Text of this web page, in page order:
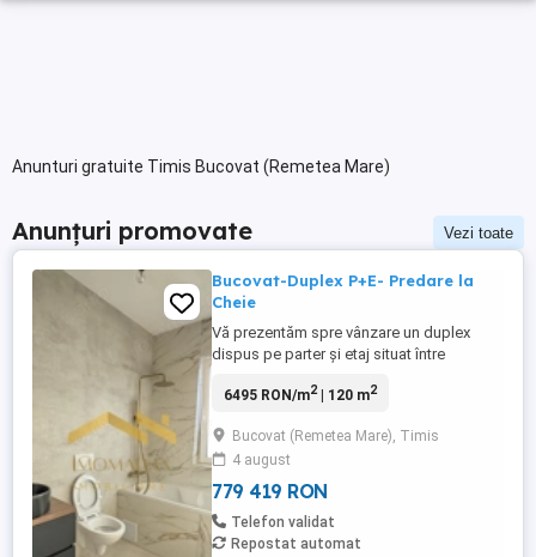
Anunturi gratuite Timis Bucovat (Remetea Mare)
Anunțuri promovate Vezi toate
Bucovat-Duplex P+E- Predare la
Cheie
Vă prezentăm spre vânzare un duplex
dispus pe parter și etaj situat între
beneficiază de sistem de incalzire prin
10kw,panouri fotovoltaice de
8.8Kw,izolație exterioară polistiren de 15
cm eps100.,ferestre Rehau,termostate de
6495 RON/m2| 120 m2
Bucovat (Remetea Mare), Timis
4 august
779 419 RON
Telefon validat
Repostat automat